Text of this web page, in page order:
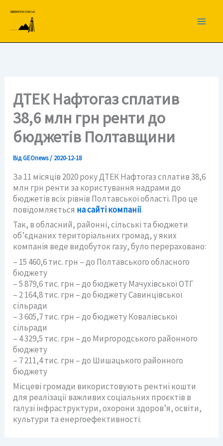
вмісту
ДТЕК Нафтогаз сплатив
38,6 млн грн ренти до
бюджетів Полтавщини
ВідGEOnews/ 2020-12-18
За 11 місяців 2020 року ДТЕК Нафтогаз сплатив 38,6
млн грн ренти за користування надрами до
бюджетів всіх рівнів Полтавської області. Про це
повідомляється на сайті компанії.
Так, в обласний, районні, сільські та бюджети
об’єднаних територіальних громад, у яких
компанія веде видобуток газу, було перераховано:
– 15 460,6 тис. грн – до Полтавського обласного
бюджету
– 5 879,6 тис. грн – до бюджету Мачухівської ОТГ
– 2 164,8 тис. грн – до бюджету Савинцівської
сільради
– 3 605,7 тис. грн – до бюджету Ковалівської
сільради
– 4 329,5 тис. грн – до Миргородського районного
бюджету
– 7 211,4 тис. грн – до Шишацького районного
бюджету
Місцеві громади використовують рентні кошти
для реалізації важливих соціальних проєктів в
галузі інфраструктури, охорони здоров’я, освіти,
культури та енергоефективності.